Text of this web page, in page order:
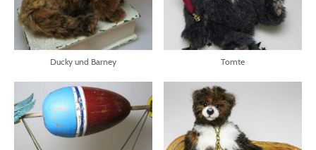
Ducky und Barney Tomte